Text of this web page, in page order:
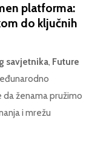
platforma:
do ključnih
savjetnika, Future
ženama pružimo
i mrežu